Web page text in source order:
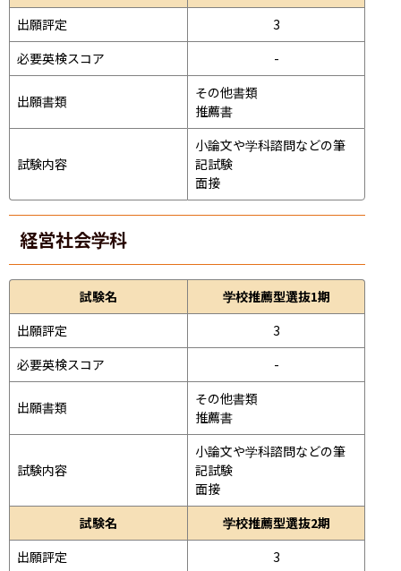
出願評定
3
必要英検スコア
-
出願書類
その他書類
推薦書
試験内容
小論文や学科諮問などの筆
記試験
面接
経営社会学科
試験名
学校推薦型選抜1期
出願評定
3
必要英検スコア
-
出願書類
その他書類
推薦書
試験内容
小論文や学科諮問などの筆
記試験
面接
試験名
学校推薦型選抜2期
出願評定
3